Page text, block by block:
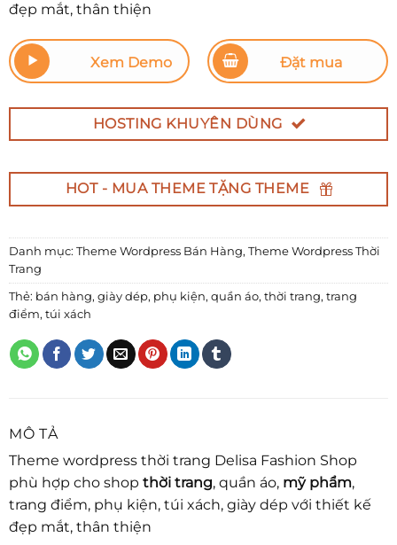
đẹp mắt, thân thiện
Xem Demo Đặt mua
HOSTING KHUYÊN DÙNG
HOT - MUA THEME TẶNG THEME
Danh mục: Theme Wordpress Bán Hàng, Theme Wordpress Thời
Trang
Thẻ: bán hàng, giày dép, phụ kiện, quần áo, thời trang, trang
điểm, túi xách
MÔ TẢ
Theme wordpress thời trang Delisa Fashion Shop
phù hợp cho shop thời trang, quần áo, mỹ phẩm,
trang điểm, phụ kiện, túi xách, giày dép với thiết kế
đẹp mắt, thân thiện